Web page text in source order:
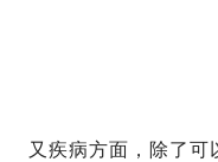
又疾病方面，除了